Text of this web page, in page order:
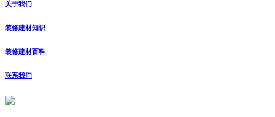
关于我们
装修建材知识
装修建材百科
联系我们